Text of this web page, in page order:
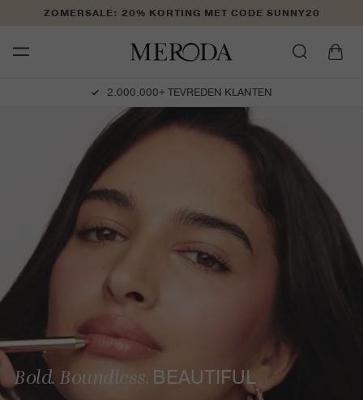
naar de
ZOMERSALE: 20% KORTING MET CODE SUNNY20
2.000.000+ TEVREDEN KLANTEN
Bold. Boundless. BEAUTIFUL